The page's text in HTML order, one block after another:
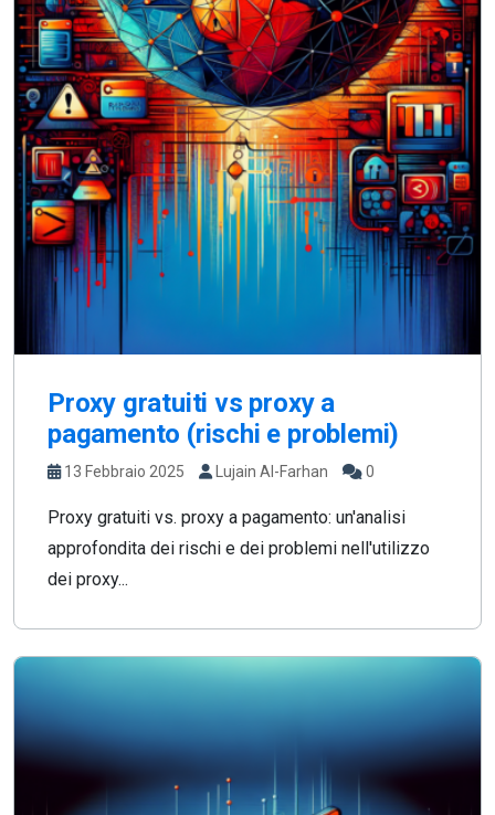
Proxy gratuiti vs proxy a
pagamento (rischi e problemi)
13 Febbraio 2025 Lujain Al-Farhan 0
Proxy gratuiti vs. proxy a pagamento: un'analisi
approfondita dei rischi e dei problemi nell'utilizzo
dei proxy...